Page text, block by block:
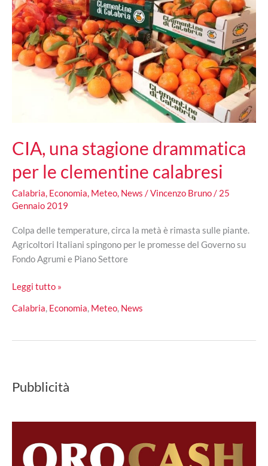
CIA, una stagione drammatica
per le clementine calabresi
Calabria, Economia, Meteo, News /Vincenzo Bruno/ 25
Gennaio 2019
Colpa delle temperature, circa la metà è rimasta sulle piante.
Agricoltori Italiani spingono per le promesse del Governo su
Fondo Agrumi e Piano Settore
CIA,
stagione
per
calabresi
Leggi tutto »
Calabria, Economia, Meteo, News
Pubblicità